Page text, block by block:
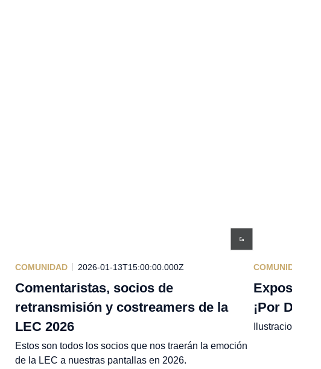
COMUNIDAD 2026-01-13T15:00:00.000Z
Comentaristas, socios de
retransmisión y costreamers de la
LEC 2026
Estos son todos los socios que nos traerán la emoción
de la LEC a nuestras pantallas en 2026.
COMUNIDAD
Expositor
¡Por
Ilustraciones